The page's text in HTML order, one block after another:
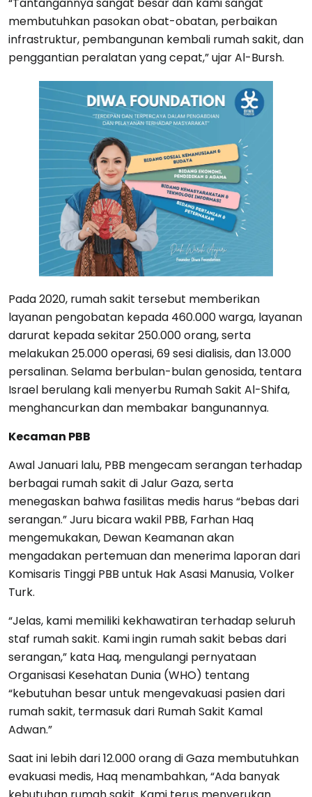
membutuhkan pasokan obat-obatan, perbaikan
infrastruktur, pembangunan kembali rumah sakit, dan
penggantian peralatan yang cepat,” ujar Al-Bursh.
Pada 2020, rumah sakit tersebut memberikan
layanan pengobatan kepada 460.000 warga, layanan
darurat kepada sekitar 250.000 orang, serta
melakukan 25.000 operasi, 69 sesi dialisis, dan 13.000
persalinan. Selama berbulan-bulan genosida, tentara
Israel berulang kali menyerbu Rumah Sakit Al-Shifa,
menghancurkan dan membakar bangunannya.
Kecaman PBB
Awal Januari lalu, PBB mengecam serangan terhadap
berbagai rumah sakit di Jalur Gaza, serta
menegaskan bahwa fasilitas medis harus “bebas dari
serangan.” Juru bicara wakil PBB, Farhan Haq
mengemukakan, Dewan Keamanan akan
mengadakan pertemuan dan menerima laporan dari
Komisaris Tinggi PBB untuk Hak Asasi Manusia, Volker
Turk.
“Jelas, kami memiliki kekhawatiran terhadap seluruh
staf rumah sakit. Kami ingin rumah sakit bebas dari
serangan,” kata Haq, mengulangi pernyataan
Organisasi Kesehatan Dunia (WHO) tentang
“kebutuhan besar untuk mengevakuasi pasien dari
rumah sakit, termasuk dari Rumah Sakit Kamal
Adwan.”
Saat ini lebih dari 12.000 orang di Gaza membutuhkan
evakuasi medis, Haq menambahkan, “Ada banyak